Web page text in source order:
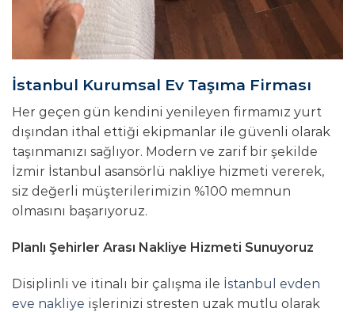
İstanbul Kurumsal Ev Taşıma Firması
Her geçen gün kendini yenileyen firmamız yurt
dışından ithal ettiği ekipmanlar ile güvenli olarak
taşınmanızı sağlıyor. Modern ve zarif bir şekilde
İzmir İstanbul asansörlü nakliye hizmeti vererek,
siz değerli müşterilerimizin %100 memnun
olmasını başarıyoruz.
Planlı Şehirler Arası Nakliye Hizmeti Sunuyoruz
Disiplinli ve itinalı bir çalışma ile İstanbul evden
eve nakliye işlerinizi stresten uzak mutlu olarak